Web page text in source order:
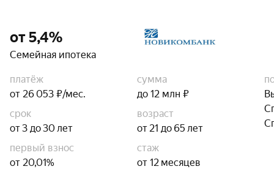
от 5,4%
Семейная ипотека
платёж
от 26 053 ₽/мес.
сумма
до 12 млн ₽
срок
от 3 до 30 лет
возраст
от 21 до 65 лет
первый взнос
от 20,01%
стаж
от 12 месяцев